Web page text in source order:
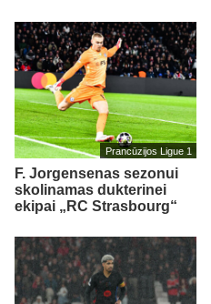
Prancūzijos Ligue 1
F. Jorgensenas sezonui
skolinamas dukterinei
ekipai „RC Strasbourg“